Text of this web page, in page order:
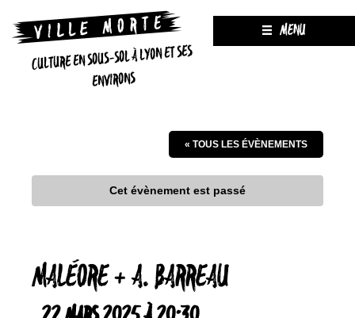
CULTURE EN SOUS-SOL À LYON ET SES
ENVIRONS
MENU
« TOUS LES ÉVÈNEMENTS
Cet évènement est passé
MALÉORE + A. BARREAU